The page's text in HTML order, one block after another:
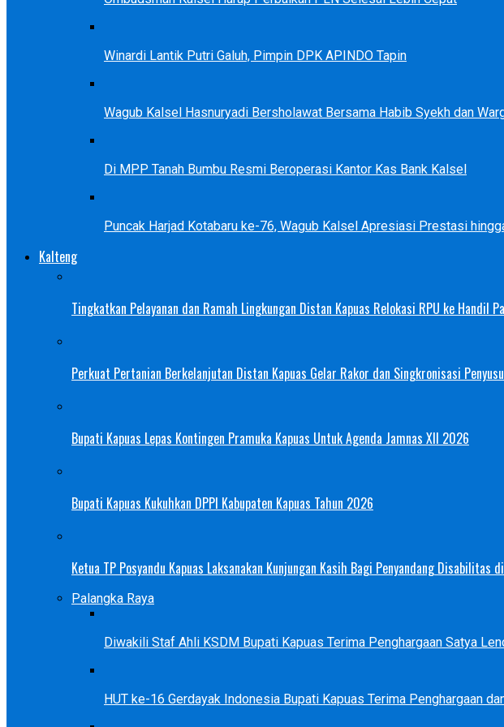
Winardi Lantik Putri Galuh, Pimpin DPK APINDO Tapin
Wagub Kalsel Hasnuryadi Bersholawat Bersama Habib Syekh dan
Di MPP Tanah Bumbu Resmi Beroperasi Kantor Kas Bank Kalsel
Puncak Harjad Kotabaru ke-76, Wagub Kalsel Apresiasi Prestasi
Kalteng
Tingkatkan Pelayanan dan Ramah Lingkungan Distan Kapuas Relokasi RPU ke Handil
Perkuat Pertanian Berkelanjutan Distan Kapuas Gelar Rakor dan Singkronisasi
Bupati Kapuas Lepas Kontingen Pramuka Kapuas Untuk Agenda Jamnas XII 2026
Bupati Kapuas Kukuhkan DPPI Kabupaten Kapuas Tahun 2026
Ketua TP Posyandu Kapuas Laksanakan Kunjungan Kasih Bagi Penyandang Disabilitas
Palangka Raya
Diwakili Staf Ahli KSDM Bupati Kapuas Terima Penghargaan Satya
HUT ke-16 Gerdayak Indonesia Bupati Kapuas Terima Penghargaan